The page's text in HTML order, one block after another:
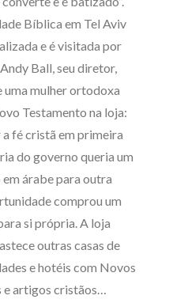
Bíblica em Tel Aviv
e é visitada por
Ball, seu diretor,
uma mulher ortodoxa
Testamento na loja:
fé cristã em primeira
do governo queria um
árabe para outra
comprou um
si própria. A loja
outras casas de
e hotéis com Novos
e artigos cristãos…